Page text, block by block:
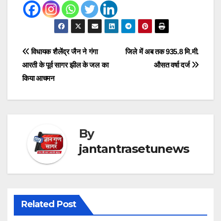
Post
navigation
जिले में अब तक 935.8 मि.मी.
औसत वर्षा दर्ज
विधायक शैलेंद्र जैन ने गंगा
आरती के पूर्व सागर झील के जल का
किया आचमन
By
jantantrasetunews
Related Post